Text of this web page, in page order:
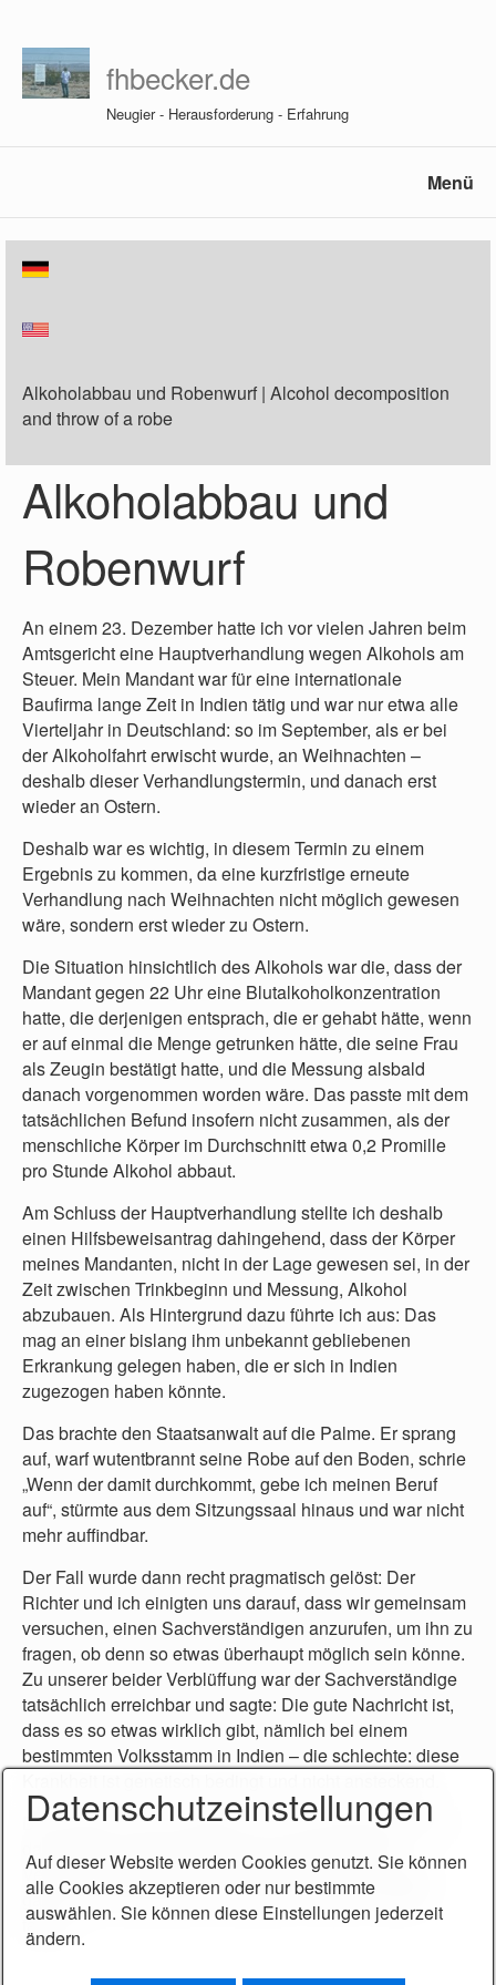
fhbecker.de
Neugier - Herausforderung - Erfahrung
Menü
Alkoholabbau und Robenwurf | Alcohol decomposition
and throw of a robe
Alkoholabbau und
Robenwurf
An einem 23. Dezember hatte ich vor vielen Jahren beim
Amtsgericht eine Hauptverhandlung wegen Alkohols am
Steuer. Mein Mandant war für eine internationale
Baufirma lange Zeit in Indien tätig und war nur etwa alle
Vierteljahr in Deutschland: so im September, als er bei
der Alkoholfahrt erwischt wurde, an Weihnachten –
deshalb dieser Verhandlungstermin, und danach erst
wieder an Ostern.
Deshalb war es wichtig, in diesem Termin zu einem
Ergebnis zu kommen, da eine kurzfristige erneute
Verhandlung nach Weihnachten nicht möglich gewesen
wäre, sondern erst wieder zu Ostern.
Die Situation hinsichtlich des Alkohols war die, dass der
Mandant gegen 22 Uhr eine Blutalkoholkonzentration
hatte, die derjenigen entsprach, die er gehabt hätte, wenn
er auf einmal die Menge getrunken hätte, die seine Frau
als Zeugin bestätigt hatte, und die Messung alsbald
danach vorgenommen worden wäre. Das passte mit dem
tatsächlichen Befund insofern nicht zusammen, als der
menschliche Körper im Durchschnitt etwa 0,2 Promille
pro Stunde Alkohol abbaut.
Am Schluss der Hauptverhandlung stellte ich deshalb
einen Hilfsbeweisantrag dahingehend, dass der Körper
meines Mandanten, nicht in der Lage gewesen sei, in der
Zeit zwischen Trinkbeginn und Messung, Alkohol
abzubauen. Als Hintergrund dazu führte ich aus: Das
mag an einer bislang ihm unbekannt gebliebenen
Erkrankung gelegen haben, die er sich in Indien
zugezogen haben könnte.
Das brachte den Staatsanwalt auf die Palme. Er sprang
auf, warf wutentbrannt seine Robe auf den Boden, schrie
„Wenn der damit durchkommt, gebe ich meinen Beruf
auf“, stürmte aus dem Sitzungssaal hinaus und war nicht
mehr auffindbar.
Der Fall wurde dann recht pragmatisch gelöst: Der
Richter und ich einigten uns darauf, dass wir gemeinsam
versuchen, einen Sachverständigen anzurufen, um ihn zu
fragen, ob denn so etwas überhaupt möglich sein könne.
Zu unserer beider Verblüffung war der Sachverständige
tatsächlich erreichbar und sagte: Die gute Nachricht ist,
dass es so etwas wirklich gibt, nämlich bei einem
bestimmten Volksstamm in Indien – die schlechte: diese
Das Ergebnis war schließlich ein wohlwollendes Urteil,
Verurteilungen gehalten hat. Als der Mandant wieder
ganz nach Deutschland zurückkam, durfte er wieder
fahren.
Datenschutzeinstellungen
Auf dieser Website werden Cookies genutzt. Sie können
alle Cookies akzeptieren oder nur bestimmte
auswählen. Sie können diese Einstellungen jederzeit
ändern.